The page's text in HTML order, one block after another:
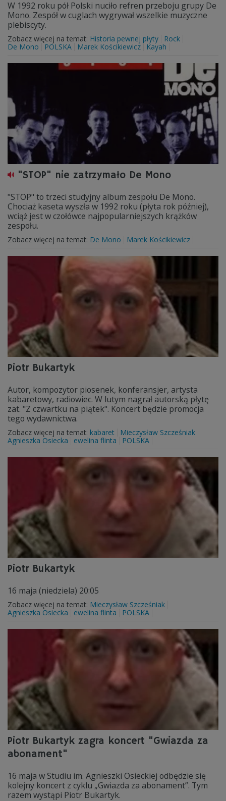
W 1992 roku pół Polski nuciło refren przeboju grupy De
Mono. Zespół w cuglach wygrywał wszelkie muzyczne
plebiscyty.
Zobacz więcej na temat: Historia pewnej płyty
Rock
De Mono
POLSKA Marek Kościkiewicz Kayah
"STOP" nie zatrzymało De Mono
"STOP" to trzeci studyjny album zespołu De Mono.
Chociaż kaseta wyszła w 1992 roku (płyta rok później),
wciąż jest w czołówce najpopularniejszych krążków
zespołu.
Zobacz więcej na temat: De Mono Marek Kościkiewicz
Piotr Bukartyk
Autor, kompozytor piosenek, konferansjer, artysta
kabaretowy, radiowiec. W lutym nagrał autorską płytę
zat. "Z czwartku na piątek". Koncert będzie promocja
tego wydawnictwa.
Zobacz więcej na temat: kabaret
Mieczysław Szcześniak
Agnieszka Osiecka
ewelina flinta POLSKA
Piotr Bukartyk
16 maja (niedziela) 20:05
Zobacz więcej na temat: Mieczysław Szcześniak
Agnieszka Osiecka
ewelina flinta POLSKA
Piotr Bukartyk zagra koncert "Gwiazda za
abonament"
16 maja w Studiu im. Agnieszki Osieckiej odbędzie się
kolejny koncert z cyklu „Gwiazda za abonament”. Tym
razem wystąpi Piotr Bukartyk.